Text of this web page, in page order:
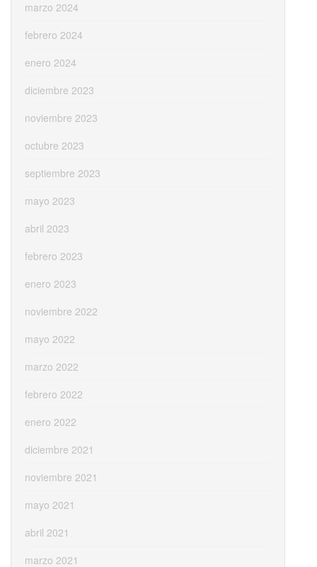
marzo 2024
febrero 2024
enero 2024
diciembre 2023
noviembre 2023
octubre 2023
septiembre 2023
mayo 2023
abril 2023
febrero 2023
enero 2023
noviembre 2022
mayo 2022
marzo 2022
febrero 2022
enero 2022
diciembre 2021
noviembre 2021
mayo 2021
abril 2021
marzo 2021